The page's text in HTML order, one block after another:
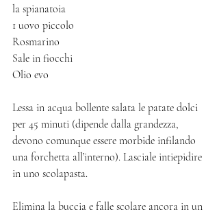
la spianatoia
1 uovo piccolo
Rosmarino
Sale in fiocchi
Olio evo
Lessa in acqua bollente salata le patate dolci
per 45 minuti (dipende dalla grandezza,
devono comunque essere morbide infilando
una forchetta all’interno). Lasciale intiepidire
in uno scolapasta.
Elimina la buccia e falle scolare ancora in un